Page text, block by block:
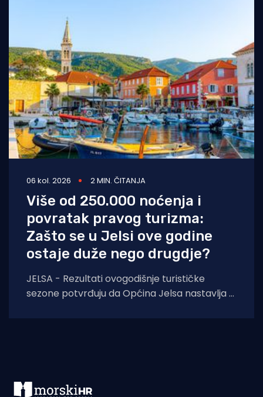
06 kol. 2026 2 MIN. ČITANJA
Više od 250.000 noćenja i
povratak pravog turizma:
Zašto se u Jelsi ove godine
ostaje duže nego drugdje?
JELSA - Rezultati ovogodišnje turističke
sezone potvrđuju da Općina Jelsa nastavlja u